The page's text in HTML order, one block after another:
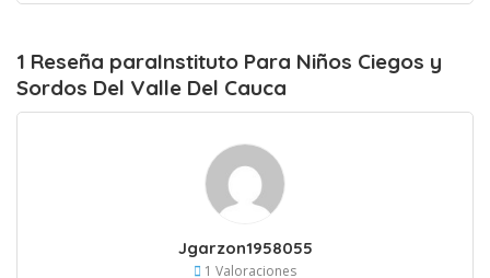
1 Reseña paraInstituto Para Niños Ciegos y
Sordos Del Valle Del Cauca
Jgarzon1958055
1 Valoraciones